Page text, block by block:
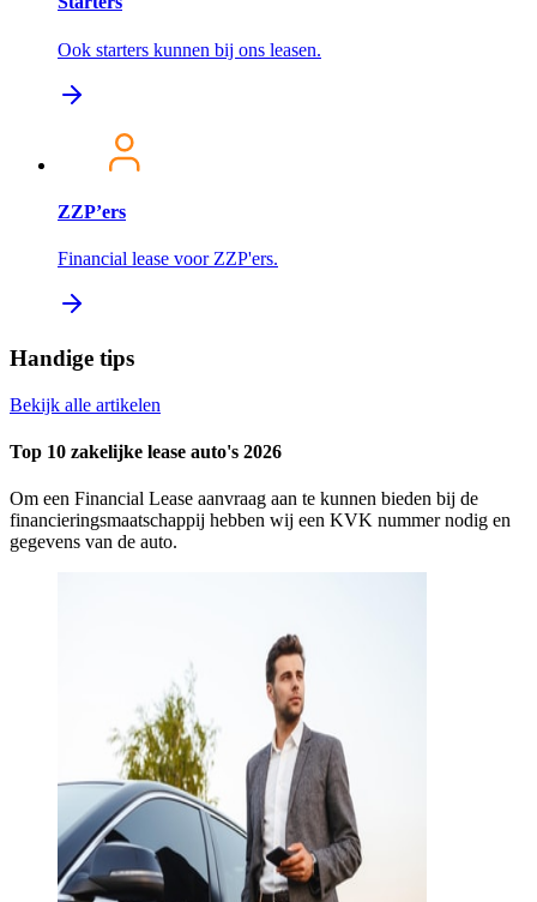
Ook starters kunnen bij ons leasen.
ZZP’ers
Financial lease voor ZZP'ers.
Handige tips
Bekijk alle artikelen
Top 10 zakelijke lease auto's 2026
Om een Financial Lease aanvraag aan te kunnen bieden bij de
financieringsmaatschappij hebben wij een KVK nummer nodig en
gegevens van de auto.